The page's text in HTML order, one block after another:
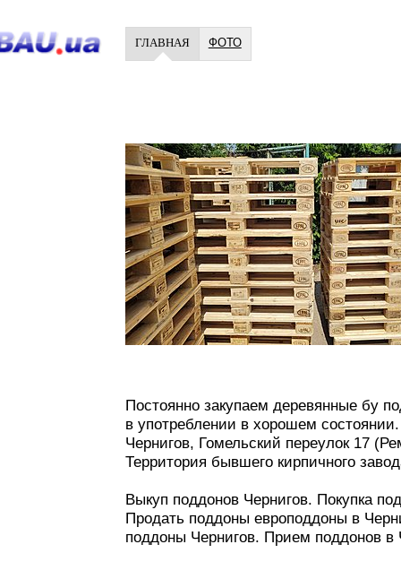
ГЛАВНАЯ ФОТО
Постоянно закупаем деревянные бу
в употреблении в хорошем
Чернигов, Гомельский переулок 17
Территория бывшего кирпичного
Выкуп поддонов Чернигов. Покупка
Продать поддоны европоддоны в
поддоны Чернигов. Прием поддонов в